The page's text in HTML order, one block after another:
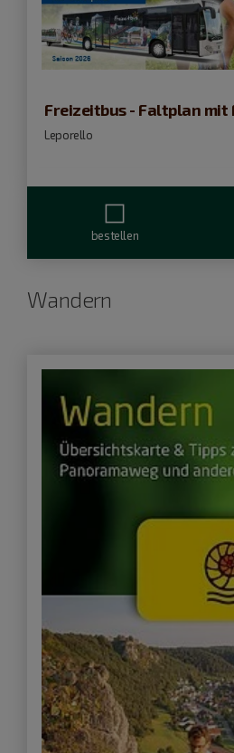
Freizeitbus - Faltplan mit
Leporello
bestellen
Wandern